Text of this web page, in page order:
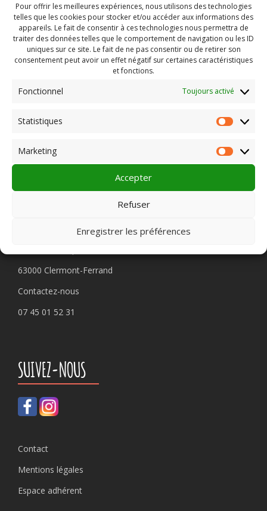
Pour offrir les meilleures expériences, nous utilisons des technologies
telles que les cookies pour stocker et/ou accéder aux informations des
appareils. Le fait de consentir à ces technologies nous permettra de
traiter des données telles que le comportement de navigation ou les ID
uniques sur ce site. Le fait de ne pas consentir ou de retirer son
consentement peut avoir un effet négatif sur certaines caractéristiques
et fonctions.
Fonctionnel Toujours activé
Statistiques
Marketing
Accepter
Refuser
Enregistrer les préférences
Plein Champ avait organisé en novembre 2013 une
formation pratique pour ses adhérents sur la manière de
créer des cartons ou écrans de promotion pour le cinéma,
ainsi que des bandes annonces.
voici le compte-rendu (réactualisé en 2015) :
63000 Clermont-Ferrand
Contactez-nous
07 45 01 52 31
SUIVEZ-NOUS
Contact
Mentions légales
Espace adhérent